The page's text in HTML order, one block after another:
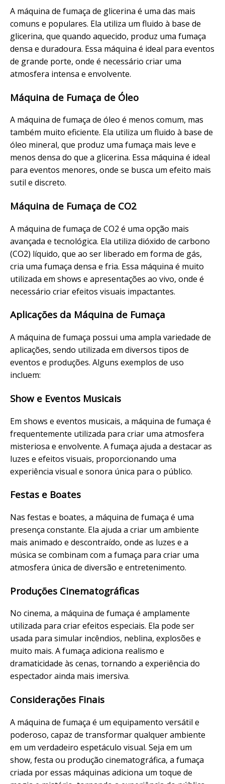
A máquina de fumaça de glicerina é uma das mais
comuns e populares. Ela utiliza um fluido à base de
glicerina, que quando aquecido, produz uma fumaça
densa e duradoura. Essa máquina é ideal para eventos
de grande porte, onde é necessário criar uma
atmosfera intensa e envolvente.
Máquina de Fumaça de Óleo
A máquina de fumaça de óleo é menos comum, mas
também muito eficiente. Ela utiliza um fluido à base de
óleo mineral, que produz uma fumaça mais leve e
menos densa do que a glicerina. Essa máquina é ideal
para eventos menores, onde se busca um efeito mais
sutil e discreto.
Máquina de Fumaça de CO2
A máquina de fumaça de CO2 é uma opção mais
avançada e tecnológica. Ela utiliza dióxido de carbono
(CO2) líquido, que ao ser liberado em forma de gás,
cria uma fumaça densa e fria. Essa máquina é muito
utilizada em shows e apresentações ao vivo, onde é
necessário criar efeitos visuais impactantes.
Aplicações da Máquina de Fumaça
A máquina de fumaça possui uma ampla variedade de
aplicações, sendo utilizada em diversos tipos de
eventos e produções. Alguns exemplos de uso
incluem:
Show e Eventos Musicais
Em shows e eventos musicais, a máquina de fumaça é
frequentemente utilizada para criar uma atmosfera
misteriosa e envolvente. A fumaça ajuda a destacar as
luzes e efeitos visuais, proporcionando uma
experiência visual e sonora única para o público.
Festas e Boates
Nas festas e boates, a máquina de fumaça é uma
presença constante. Ela ajuda a criar um ambiente
mais animado e descontraído, onde as luzes e a
música se combinam com a fumaça para criar uma
atmosfera única de diversão e entretenimento.
Produções Cinematográficas
No cinema, a máquina de fumaça é amplamente
utilizada para criar efeitos especiais. Ela pode ser
usada para simular incêndios, neblina, explosões e
muito mais. A fumaça adiciona realismo e
dramaticidade às cenas, tornando a experiência do
espectador ainda mais imersiva.
Considerações Finais
A máquina de fumaça é um equipamento versátil e
poderoso, capaz de transformar qualquer ambiente
em um verdadeiro espetáculo visual. Seja em um
show, festa ou produção cinematográfica, a fumaça
criada por essas máquinas adiciona um toque de